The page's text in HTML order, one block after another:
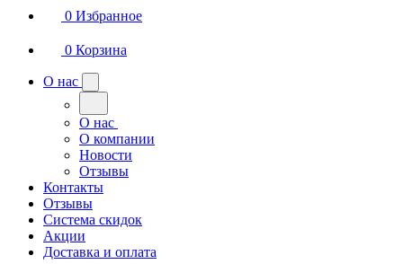
0 Избранное
0 Корзина
О нас
О нас
О компании
Новости
Отзывы
Контакты
Отзывы
Система скидок
Акции
Доставка и оплата